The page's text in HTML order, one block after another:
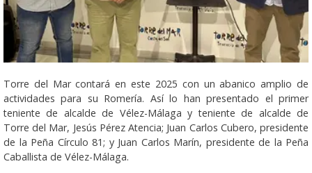
Torre del Mar contará en este 2025 con un abanico amplio de
actividades para su Romería. Así lo han presentado el primer
teniente de alcalde de Vélez-Málaga y teniente de alcalde de
Torre del Mar, Jesús Pérez Atencia; Juan Carlos Cubero, presidente
de la Peña Círculo 81; y Juan Carlos Marín, presidente de la Peña
Caballista de Vélez-Málaga.